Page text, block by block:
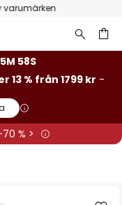
58S
13 % från 1799 kr -
% >